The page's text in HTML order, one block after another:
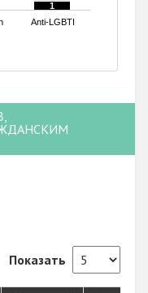
1
1
Anti-LGBTI
Показать